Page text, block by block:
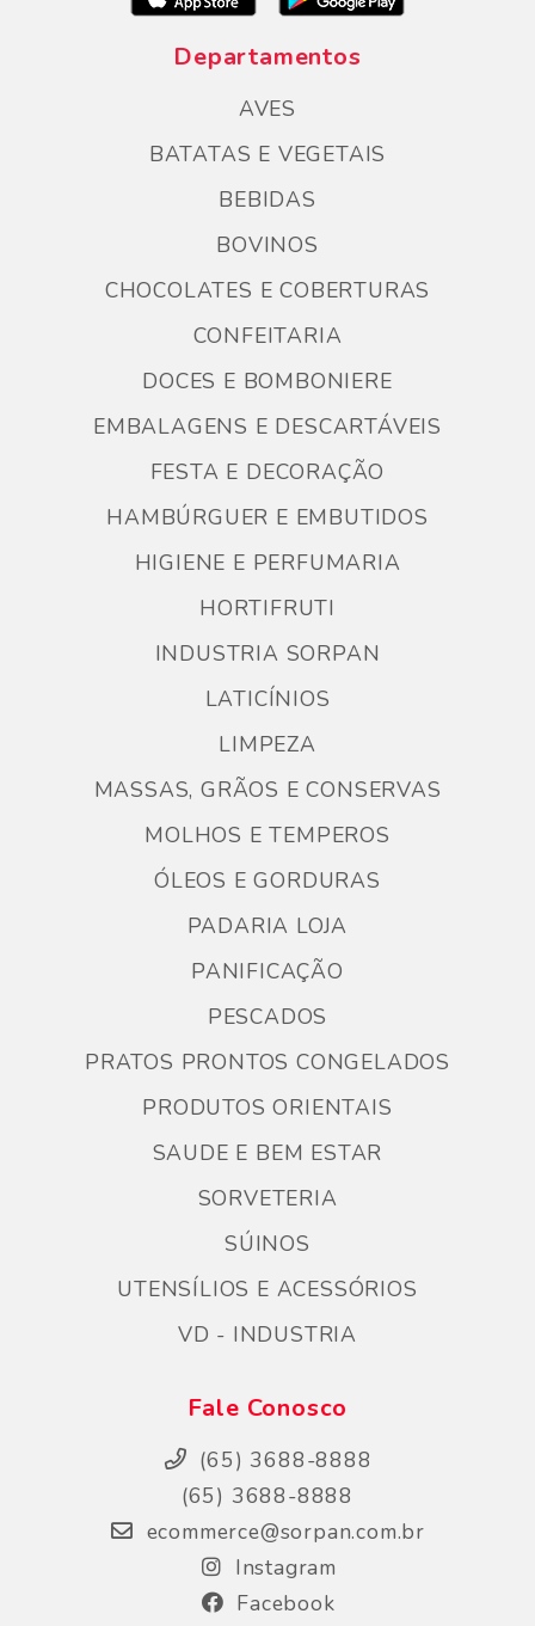
Departamentos
AVES
BATATAS E VEGETAIS
BEBIDAS
BOVINOS
CHOCOLATES E COBERTURAS
CONFEITARIA
DOCES E BOMBONIERE
EMBALAGENS E DESCARTÁVEIS
FESTA E DECORAÇÃO
HAMBÚRGUER E EMBUTIDOS
HIGIENE E PERFUMARIA
HORTIFRUTI
INDUSTRIA SORPAN
LATICÍNIOS
LIMPEZA
MASSAS, GRÃOS E CONSERVAS
MOLHOS E TEMPEROS
ÓLEOS E GORDURAS
PADARIA LOJA
PANIFICAÇÃO
PESCADOS
PRATOS PRONTOS CONGELADOS
PRODUTOS ORIENTAIS
SAUDE E BEM ESTAR
SORVETERIA
SÚINOS
UTENSÍLIOS E ACESSÓRIOS
VD - INDUSTRIA
Fale Conosco
(65) 3688-8888
(65) 3688-8888
ecommerce@sorpan.com.br
Instagram
Facebook